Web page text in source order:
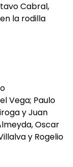
Cabral,
la rodilla
Vega; Paulo
y Juan
Oscar
y Rogelio